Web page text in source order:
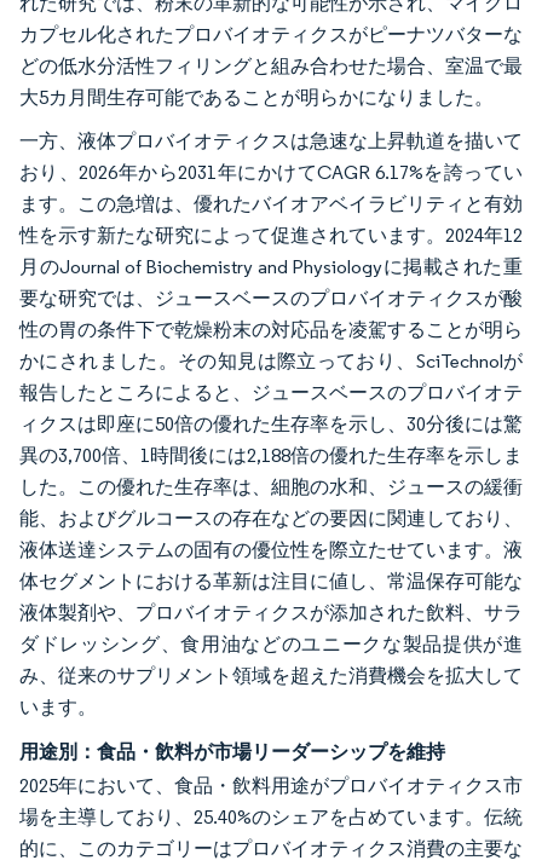
カプセル化されたプロバイオティクスがピーナツバターな
どの低水分活性フィリングと組み合わせた場合、室温で最
大5カ月間生存可能であることが明らかになりました。
一方、液体プロバイオティクスは急速な上昇軌道を描いて
おり、2026年から2031年にかけてCAGR 6.17%を誇ってい
ます。この急増は、優れたバイオアベイラビリティと有効
性を示す新たな研究によって促進されています。2024年12
月のJournal of Biochemistry and Physiologyに掲載された重
要な研究では、ジュースベースのプロバイオティクスが酸
性の胃の条件下で乾燥粉末の対応品を凌駕することが明ら
かにされました。その知見は際立っており、SciTechnolが
報告したところによると、ジュースベースのプロバイオテ
ィクスは即座に50倍の優れた生存率を示し、30分後には驚
異の3,700倍、1時間後には2,188倍の優れた生存率を示しま
した。この優れた生存率は、細胞の水和、ジュースの緩衝
能、およびグルコースの存在などの要因に関連しており、
液体送達システムの固有の優位性を際立たせています。液
体セグメントにおける革新は注目に値し、常温保存可能な
液体製剤や、プロバイオティクスが添加された飲料、サラ
ダドレッシング、食用油などのユニークな製品提供が進
み、従来のサプリメント領域を超えた消費機会を拡大して
います。
用途別：食品・飲料が市場リーダーシップを維持
2025年において、食品・飲料用途がプロバイオティクス市
場を主導しており、25.40%のシェアを占めています。伝統
的に、このカテゴリーはプロバイオティクス消費の主要な